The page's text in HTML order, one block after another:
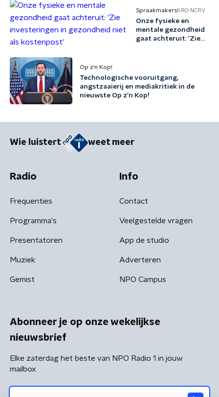
SpraakmakersKRO-NCRV
Onze fysieke en
mentale gezondheid
gaat achteruit: 'Zie
Op z’n Kop!
Technologische vooruitgang,
angstzaaierij en mediakritiek in de
nieuwste Op z’n Kop!
Wie luistert weet meer
Radio
Frequenties
Programma's
Presentatoren
Muziek
Gemist
Info
Contact
Veelgestelde vragen
App de studio
Adverteren
NPO Campus
Abonneer je op onze wekelijkse
nieuwsbrief
Elke zaterdag het beste van NPO Radio 1 in jouw
mailbox